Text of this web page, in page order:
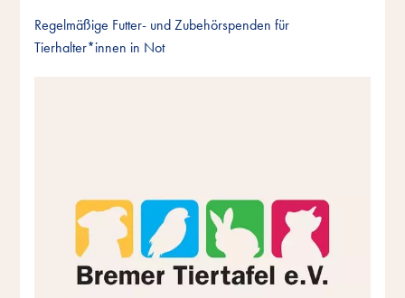
Regelmäßige Futter- und Zubehörspenden für
Tierhalter*innen in Not